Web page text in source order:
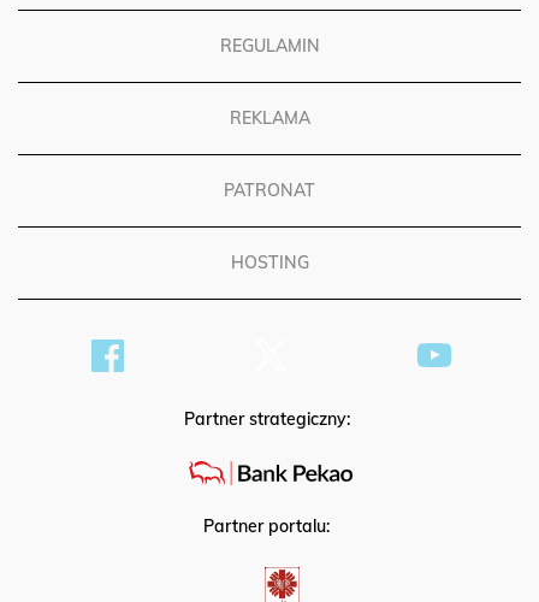
REGULAMIN
REKLAMA
PATRONAT
HOSTING
Partner strategiczny:
Partner portalu: